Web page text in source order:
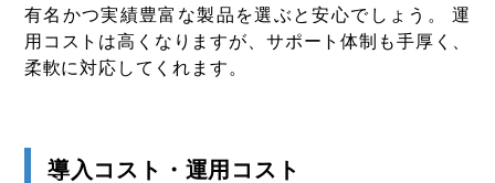
有名かつ実績豊富な製品を選ぶと安心でしょう。 運
用コストは高くなりますが、サポート体制も手厚く、
柔軟に対応してくれます。
導入コスト・運用コスト